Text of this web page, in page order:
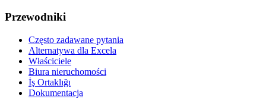
Przewodniki
Często zadawane pytania
Alternatywa dla Excela
Właściciele
Biura nieruchomości
İş Ortaklığı
Dokumentacja